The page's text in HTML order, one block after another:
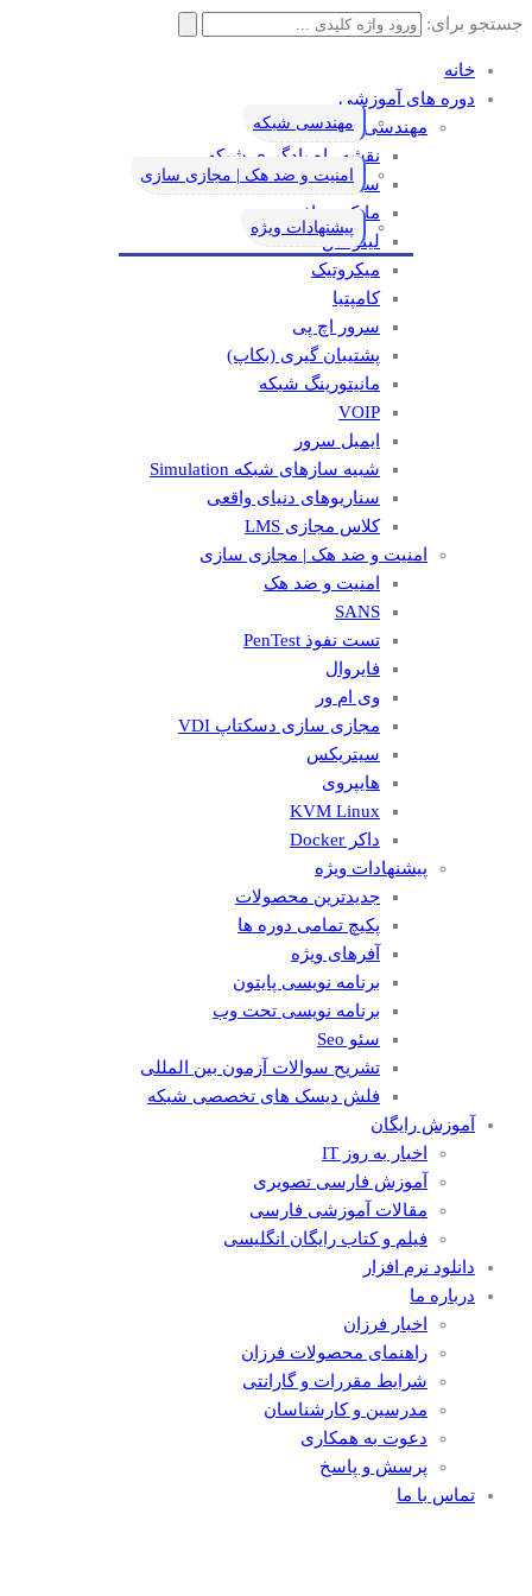
جستجو برای:
خانه
دوره های آموزشی
مهندسی شبکه
نقشه راه یادگیری شبکه
سیسکو
مایکروسافت
لینوکس
میکروتیک
کامپتیا
سرور اچ پی
پشتیبان گیری (بکاپ)
مانيتورينگ شبکه
VOIP
ایمیل سرور
شبیه سازهای شبکه Simulation
سناریوهای دنیای واقعی
کلاس مجازی LMS
امنیت و ضد هک | مجازی سازی
امنیت و ضد هک
SANS
تست نفوذ PenTest
فایروال
وی ام ور
مجازی سازی دسکتاپ VDI
سیتریکس
هایپروی
KVM Linux
داکر Docker
پیشنهادات ویژه
جدیدترین محصولات
پکیچ تمامی دوره ها
آفرهای ویژه
برنامه نویسی پایتون
برنامه نویسی تحت وب
سئو Seo
تشریح سوالات آزمون بین المللی
فلش دیسک های تخصصی شبکه
آموزش رایگان
اخبار به روز IT
آموزش فارسی تصویری
مقالات آموزشی فارسی
فیلم و کتاب رایگان انگلیسی
دانلود نرم افزار
درباره ما
اخبار فرزان
راهنمای محصولات فرزان
شرایط مقررات و گارانتی
مدرسین و کارشناسان
دعوت به همکاری
پرسش و پاسخ
تماس با ما
مهندسی شبکه
امنیت و ضد هک | مجازی سازی
پیشنهادات ویژه